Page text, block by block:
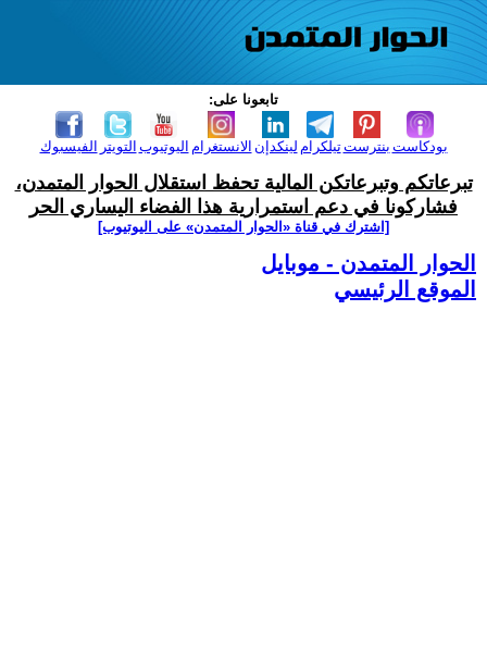
تابعونا على:
الفيسبوك التويتر اليوتيوب الانستغرام لينكدإن تيلكرامبنترست بودكاست
تبرعاتكم وتبرعاتكن المالية تحفظ استقلال الحوار المتمدن،
فشاركونا في دعم استمرارية هذا الفضاء اليساري الحر
[اشترك في قناة ‫«الحوار المتمدن» على اليوتيوب]
الحوار المتمدن - موبايل
الموقع الرئيسي